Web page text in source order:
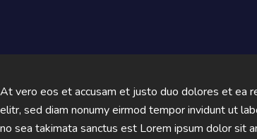
At vero eos et accusam et justo duo dolores et ea
elitr, sed diam nonumy eirmod tempor invidunt ut
no sea takimata sanctus est Lorem ipsum dolor sit